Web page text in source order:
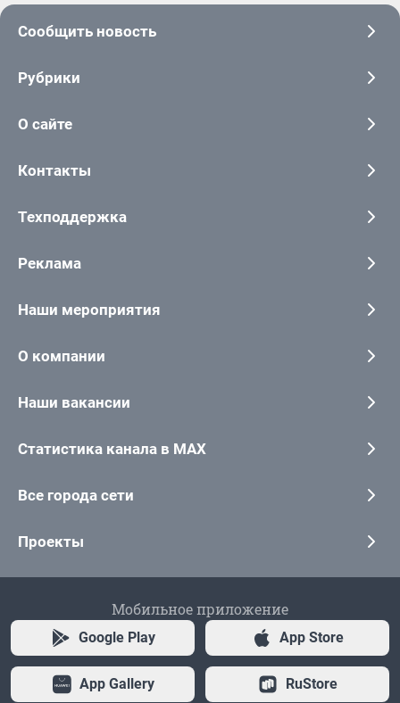
Сообщить новость
Рубрики
О сайте
Контакты
Техподдержка
Реклама
Наши мероприятия
О компании
Наши вакансии
Статистика канала в MAX
Все города сети
Проекты
Мобильное приложение
Google Play App Store
App Gallery RuStore